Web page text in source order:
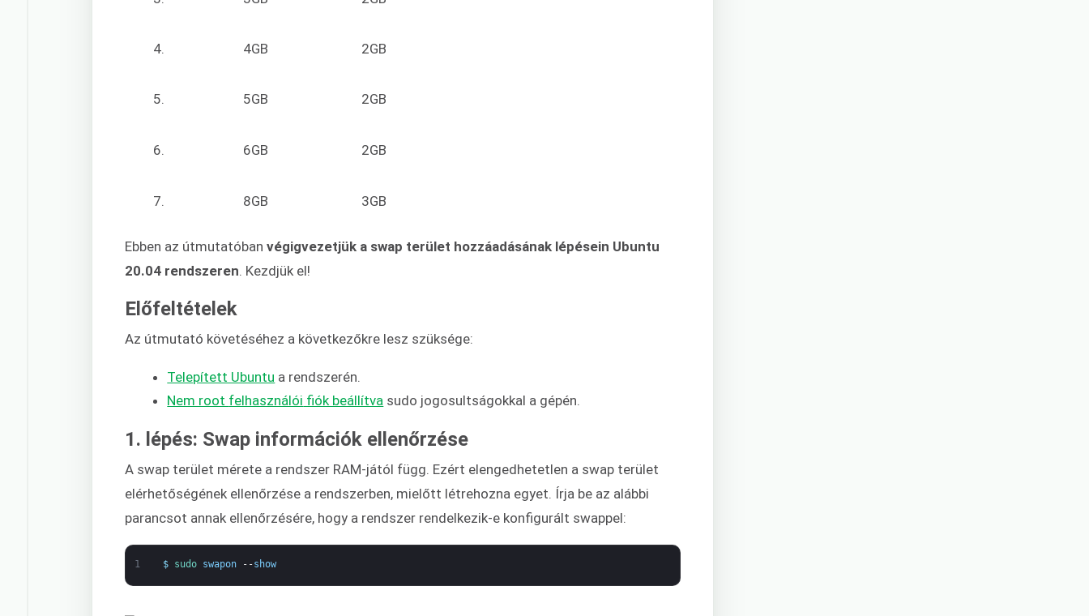
4. 4GB 2GB
5. 5GB 2GB
6. 6GB 2GB
7. 8GB 3GB
Ebben az útmutatóbanvégigvezetjük a swap terület hozzáadásának lépésein Ubuntu
20.04 rendszeren . Kezdjük el!
Előfeltételek
Az útmutató követéséhez a következőkre lesz szüksége:
Telepített Ubuntu a rendszerén.
Nem root felhasználói fiók beállítva sudo jogosultságokkal a gépén.
1. lépés: Swap információk ellenőrzése
A swap terület mérete a rendszer RAM-jától függ. Ezért elengedhetetlen a swap terület
elérhetőségének ellenőrzése a rendszerben, mielőtt létrehozna egyet. Írja be az alábbi
parancsot annak ellenőrzésére, hogy a rendszer rendelkezik-e konfigurált swappel:
1 $ sudo swapon --show